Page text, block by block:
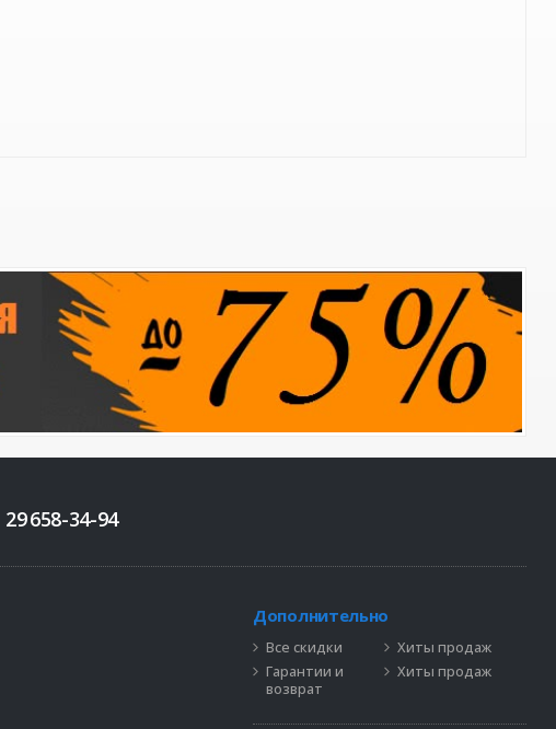
29658-34-94
Дополнительно
Все скидки
Хиты продаж
Гарантии и
возврат
Хиты продаж